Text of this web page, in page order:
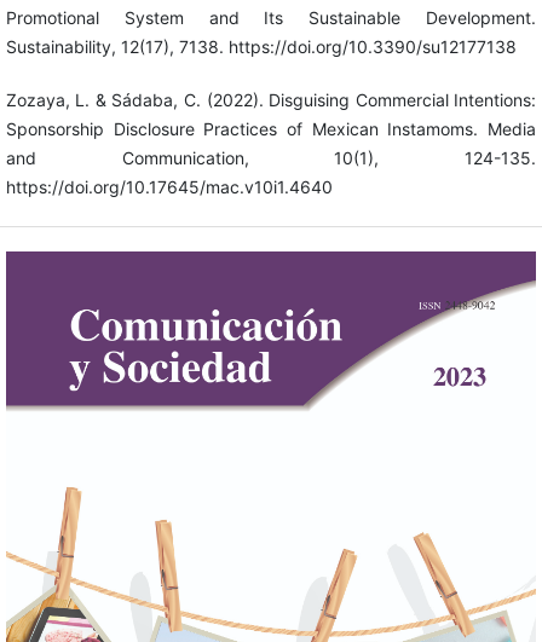
Promotional System and Its Sustainable Development.
Sustainability, 12(17), 7138. https://doi.org/10.3390/su12177138
Zozaya, L. & Sádaba, C. (2022). Disguising Commercial Intentions:
Sponsorship Disclosure Practices of Mexican Instamoms. Media
and Communication, 10(1), 124-135.
https://doi.org/10.17645/mac.v10i1.4640